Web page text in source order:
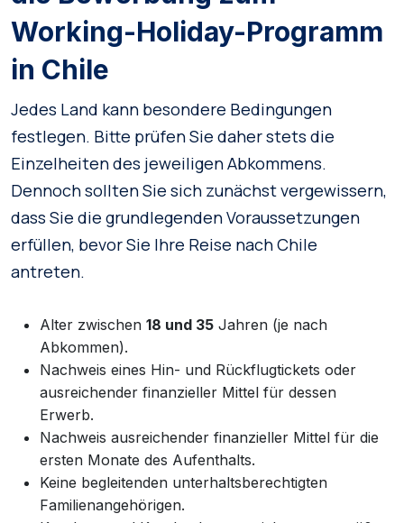
Working-Holiday-Programm
in Chile
Jedes Land kann besondere Bedingungen
festlegen. Bitte prüfen Sie daher stets die
Einzelheiten des jeweiligen Abkommens.
Dennoch sollten Sie sich zunächst vergewissern,
dass Sie die grundlegenden Voraussetzungen
erfüllen, bevor Sie Ihre Reise nach Chile
antreten.
Alter zwischen 18 und 35 Jahren (je nach
Abkommen).
Nachweis eines Hin- und Rückflugtickets oder
ausreichender finanzieller Mittel für dessen
Erwerb.
Nachweis ausreichender finanzieller Mittel für die
ersten Monate des Aufenthalts.
Keine begleitenden unterhaltsberechtigten
Familienangehörigen.